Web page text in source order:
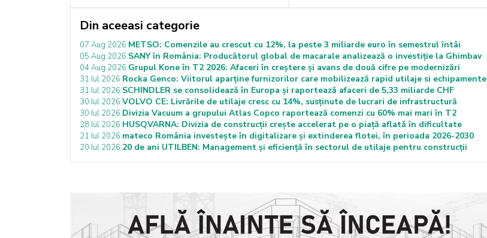
Din aceeasi categorie
07 Aug 2026 METSO: Comenzile au crescut cu 12%, la peste 3 miliarde euro în semestrul întâi
05 Aug 2026 SANY în România: Producătorul global de macarale analizează o investiție la Ghimbav
04 Aug 2026 Grupul Kone în T2 2026: Afaceri în creștere și avans de două cifre pe modernizări
31 Iul 2026 Rocka Genco: Viitorul aparține furnizorilor care mobilizează rapid utilaje si echipamente
31 Iul 2026 SCHINDLER se consolidează în Europa și raportează afaceri de 5,33 miliarde CHF
30 Iul 2026 VOLVO CE: Livrările de utilaje cresc cu 14%, susținute de lucrari de infrastructură
30 Iul 2026 Divizia Vacuum a grupului Atlas Copco raportează comenzi cu 60% mai mari în T2
28 Iul 2026 HUSQVARNA: Divizia de construcții crește accelerat pe o piață aflată în dificultate
21 Iul 2026 mateco România investește în digitalizare și extinderea flotei, în perioada 2026-2030
20 Iul 2026 20 de ani UTILBEN: Management și eficiență în sectorul de utilaje pentru construcții